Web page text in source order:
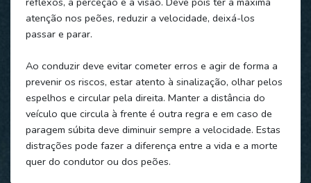
atenção nos peões, reduzir a velocidade, deixá-los
passar e parar.
Ao conduzir deve evitar cometer erros e agir de forma a
prevenir os riscos, estar atento à sinalização, olhar pelos
espelhos e circular pela direita. Manter a distância do
veículo que circula à frente é outra regra e em caso de
paragem súbita deve diminuir sempre a velocidade. Estas
distrações pode fazer a diferença entre a vida e a morte
quer do condutor ou dos peões.